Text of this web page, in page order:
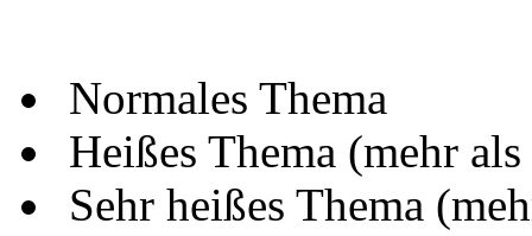
Normales Thema
Heißes Thema (mehr
Sehr heißes Thema